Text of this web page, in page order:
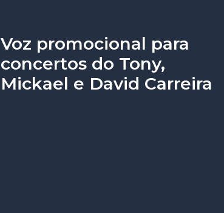
Voz promocional para
concertos do Tony,
Mickael e David Carreira